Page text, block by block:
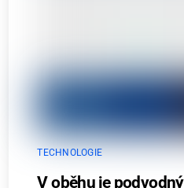
TECHNOLOGIE
V oběhu je